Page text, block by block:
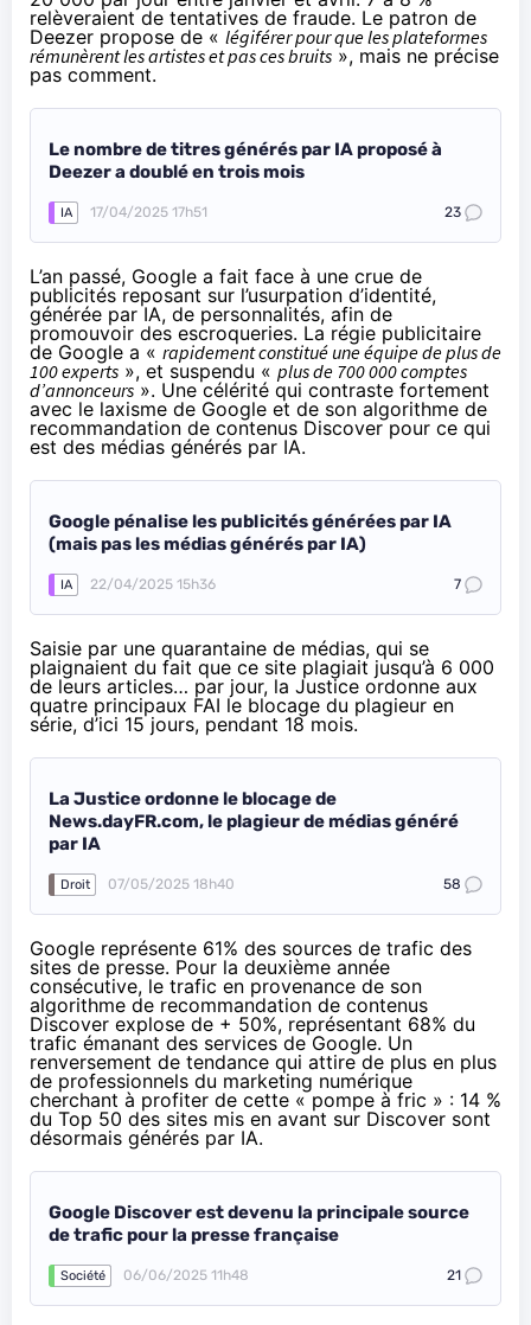
relèveraient de tentatives de fraude. Le patron de
Deezer propose de « légiférer pour que les plateformes
rémunèrent les artistes et pas ces bruits », mais ne précise
pas comment.
Le nombre de titres générés par IA proposé à
Deezer a doublé en trois mois
IA 17/04/2025 17h51 23
L’an passé, Google a fait face à une crue de
publicités reposant sur l’usurpation d’identité,
générée par IA, de personnalités, afin de
promouvoir des escroqueries. La régie publicitaire
de Google a « rapidement constitué une équipe de plus de
100 experts », et suspendu « plus de 700 000 comptes
d’annonceurs». Une célérité qui contraste fortement
avec le laxisme de Google et de son algorithme de
recommandation de contenus Discover pour ce qui
est des médias générés par IA.
Google pénalise les publicités générées par IA
(mais pas les médias générés par IA)
IA 22/04/2025 15h36 7
Saisie par une quarantaine de médias, qui se
plaignaient du fait que ce site plagiait jusqu’à 6 000
de leurs articles… par jour, la Justice ordonne aux
quatre principaux FAI le blocage du plagieur en
série, d’ici 15 jours, pendant 18 mois.
La Justice ordonne le blocage de
News.dayFR.com, le plagieur de médias généré
par IA
Droit 07/05/2025 18h40 58
Google représente 61% des sources de trafic des
sites de presse. Pour la deuxième année
consécutive, le trafic en provenance de son
algorithme de recommandation de contenus
Discover explose de + 50%, représentant 68% du
trafic émanant des services de Google. Un
renversement de tendance qui attire de plus en plus
de professionnels du marketing numérique
cherchant à profiter de cette « pompe à fric » : 14 %
du Top 50 des sites mis en avant sur Discover sont
désormais générés par IA.
Google Discover est devenu la principale source
de trafic pour la presse française
Société 06/06/2025 11h48 21